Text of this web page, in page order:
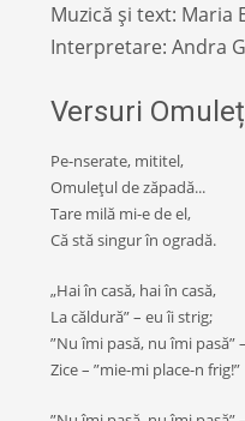
Muzică și text: Maria
Interpretare: Andra
Versuri
Pe-nserate, mititel,
Omuleţul de zăpadă...
Tare milă mi-e de el,
Că stă singur în ogradă.
„Hai în casă, hai în casă,
La căldură” – eu îi strig;
”Nu îmi pasă, nu îmi pasă” –
Zice – ”mie-mi place-n frig!”